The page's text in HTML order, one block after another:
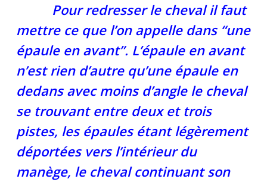
Pour redresser le cheval il faut
mettre ce que l’on appelle dans “une
épaule en avant”. L’épaule en avant
n’est rien d’autre qu’une épaule en
dedans avec moins d’angle le cheval
se trouvant entre deux et trois
pistes, les épaules étant légèrement
déportées vers l’intérieur du
manège, le cheval continuant son